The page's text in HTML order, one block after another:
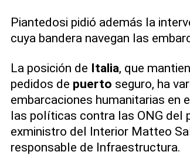
Piantedosi pidió además la
cuya bandera navegan las
La posición de Italia, que
pedidos de puerto seguro, ha
embarcaciones humanitarias en
las políticas contra las ONG del
exministro del Interior Matteo
responsable de Infraestructura.